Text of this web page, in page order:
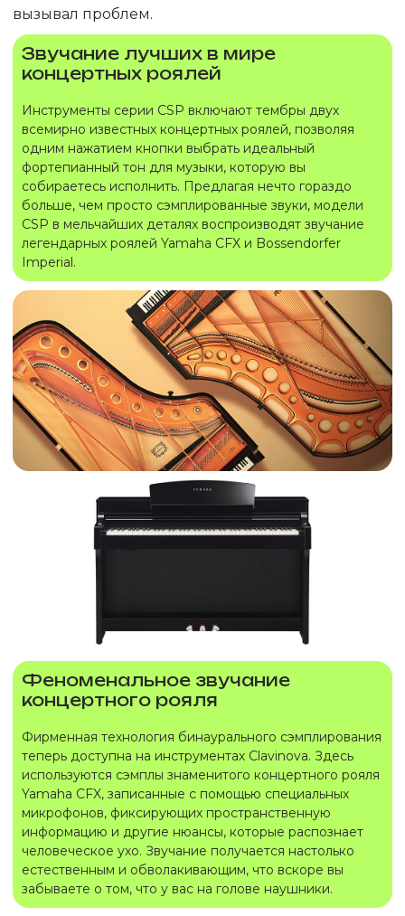
вызывал проблем.
Звучание лучших в мире
концертных роялей
Инструменты серии CSP включают тембры двух
всемирно известных концертных роялей, позволяя
одним нажатием кнопки выбрать идеальный
фортепианный тон для музыки, которую вы
собираетесь исполнить. Предлагая нечто гораздо
больше, чем просто сэмплированные звуки, модели
CSP в мельчайших деталях воспроизводят звучание
легендарных роялей Yamaha CFX и Bossendorfer
Imperial.
Феноменальное звучание
концертного рояля
Фирменная технология бинаурального сэмплирования
теперь доступна на инструментах Clavinova. Здесь
используются сэмплы знаменитого концертного рояля
Yamaha CFX, записанные с помощью специальных
микрофонов, фиксирующих пространственную
информацию и другие нюансы, которые распознает
человеческое ухо. Звучание получается настолько
естественным и обволакивающим, что вскоре вы
забываете о том, что у вас на голове наушники.